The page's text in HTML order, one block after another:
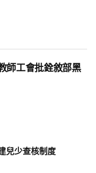
師工會批銓敘部黑
兒少查核制度